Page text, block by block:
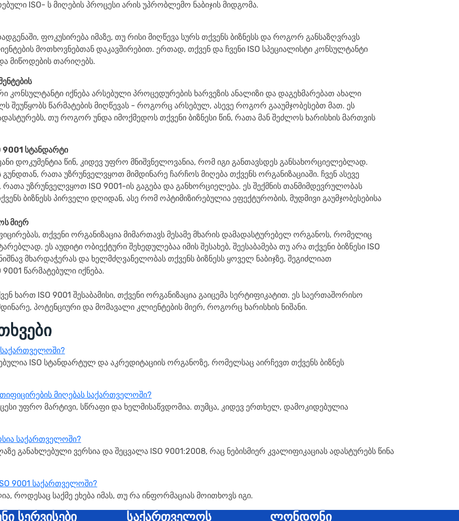
ISO- ს მიღების პროცესი არის უპრობლემო ნაბიჯის მიდგომა.
ფოკუსირება იმაზე, თუ რისი მიღწევა სურს თქვენს ბიზნესს და როგორ განსაზღვრავს
მოთხოვნებთან დაკავშირებით. ერთად, თქვენ და ჩვენი ISO სპეციალისტი კონსულტანტი
მიწოდების თარიღებს.
კონსულტანტი იქნება არსებული პროცედურების ხარვეზის ანალიზი და დაგეხმარებათ ახალი
შეუწყობს წარმატების მიღწევას - როგორც არსებულ, ასევე როგორ გააუმჯობესებთ მათ. ეს
თუ როგორ უნდა იმოქმედოს თქვენი ბიზნესი წინ, რათა მან შეძლოს ხარისხის მართვის
9001 სტანდარტი
დოკუმენტია წინ, კიდევ უფრო მნიშვნელოვანია, რომ იგი განთავსდეს განსახორციელებლად.
გუნდთან, რათა უზრუნველვყოთ მიმდინარე ჩარჩოს მიღება თქვენს ორგანიზაციაში. ჩვენ ასევე
უზრუნველვყოთ ISO 9001-ის გაგება და განხორციელება. ეს შექმნის თანმიმდევრულობას
ბიზნესს პირველი დღიდან, ასე რომ ოპტიმიზირებულია ეფექტურობის, მუდმივი გაუმჯობესებისა
მიერ
თქვენი ორგანიზაცია მიმართავს მესამე მხარის დამადასტურებელ ორგანოს, რომელიც
ეს აუდიტი ობიექტური შეხედულებაა იმის შესახებ, შეესაბამება თუ არა თქვენი ბიზნესი ISO
მხარდაჭერას და ხელმძღვანელობას თქვენს ბიზნესს ყოველ ნაბიჯზე, შეგიძლიათ
წარმატებული იქნება.
ხართ ISO 9001 შესაბამისი, თქვენი ორგანიზაცია გაიცემა სერტიფიკატით. ეს საერთაშორისო
პოტენციური და მომავალი კლიენტების მიერ, როგორც ხარისხის ნიშანი.
საქართველოში?
ISO სტანდარტულ და აკრედიტაციის ორგანოზე, რომელსაც აირჩევთ თქვენს ბიზნეს
მიღებას საქართველოში?
უფრო მარტივი, სწრაფი და ხელმისაწვდომია. თუმცა, კიდევ ერთხელ, დამოკიდებულია
საქართველოში?
განახლებული ვერსია და შეცვალა ISO 9001:2008, რაც ნებისმიერ კვალიფიკაციას ადასტურებს წინა
9001 საქართველოში?
როდესაც საქმე ეხება იმას, თუ რა ინფორმაციას მოითხოვს იგი.
სერვისები საქართველოს ლონდონი